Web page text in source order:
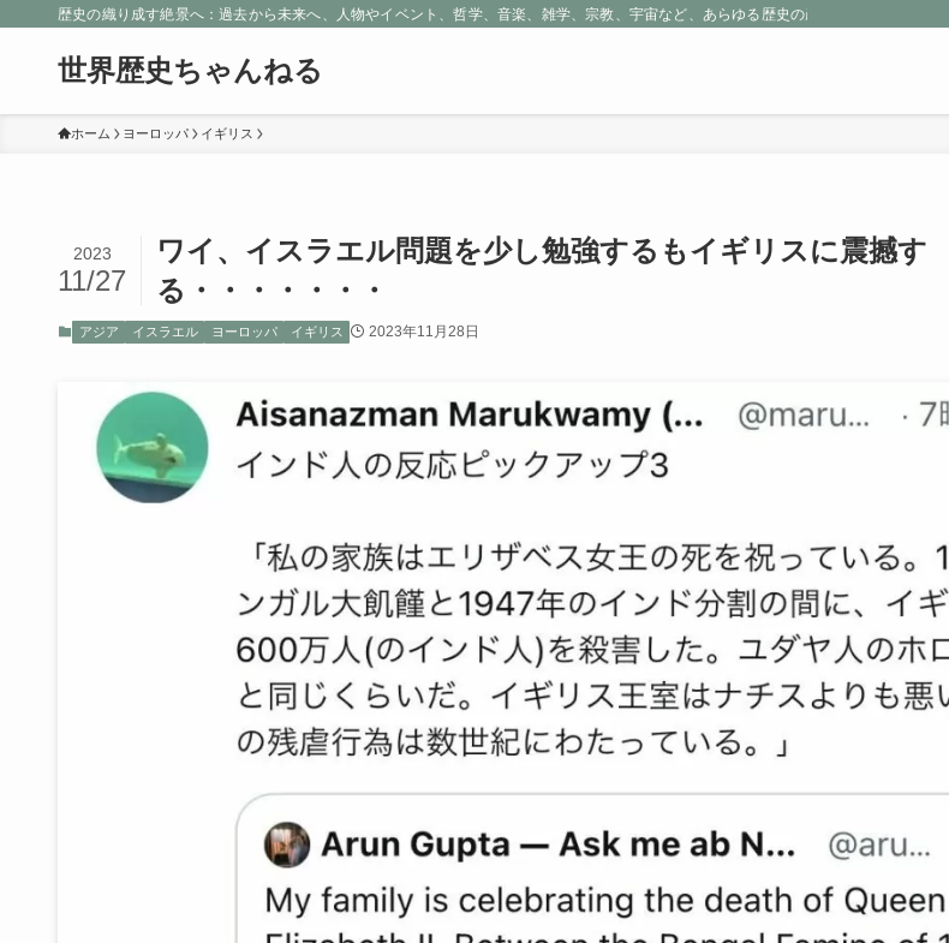
歴史の織り成す絶景へ：過去から未来へ、人物やイベント、哲学、音楽、雑学、宗教、宇宙など、あらゆる歴史の産物に包まれる魅惑
世界歴史ちゃんねる
ホーム ヨーロッパ イギリス
ワイ、イスラエル問題を少し勉強するもイギリスに震撼す
る・・・・・・・
2023
11/27
アジア イスラエル ヨーロッパ イギリス 2023年11月28日